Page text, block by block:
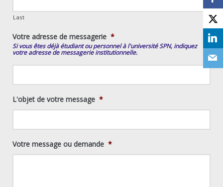
Last
Votre adresse de messagerie *
Si vous êtes déjà étudiant ou personnel à l'université SPN, indiquez
votre adresse de messagerie institutionnelle.
L'objet de votre message *
Votre message ou demande *